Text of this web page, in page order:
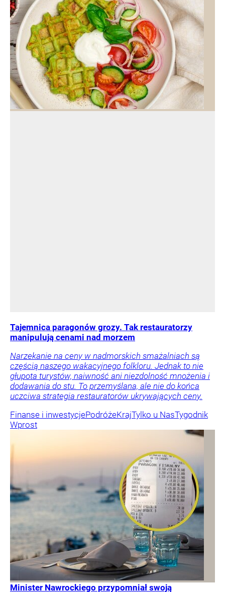
Tajemnica paragonów grozy. Tak restauratorzy
manipulują cenami nad morzem
Narzekanie na ceny w nadmorskich smażalniach są
częścią naszego wakacyjnego folkloru. Jednak to nie
głupota turystów, naiwność ani niezdolność mnożenia i
dodawania do stu. To przemyślana, ale nie do końca
uczciwa strategia restauratorów ukrywających ceny.
Finanse i inwestycjePodróżeKrajTylko u NasTygodnik
Wprost
Minister Nawrockiego przypomniał swoją